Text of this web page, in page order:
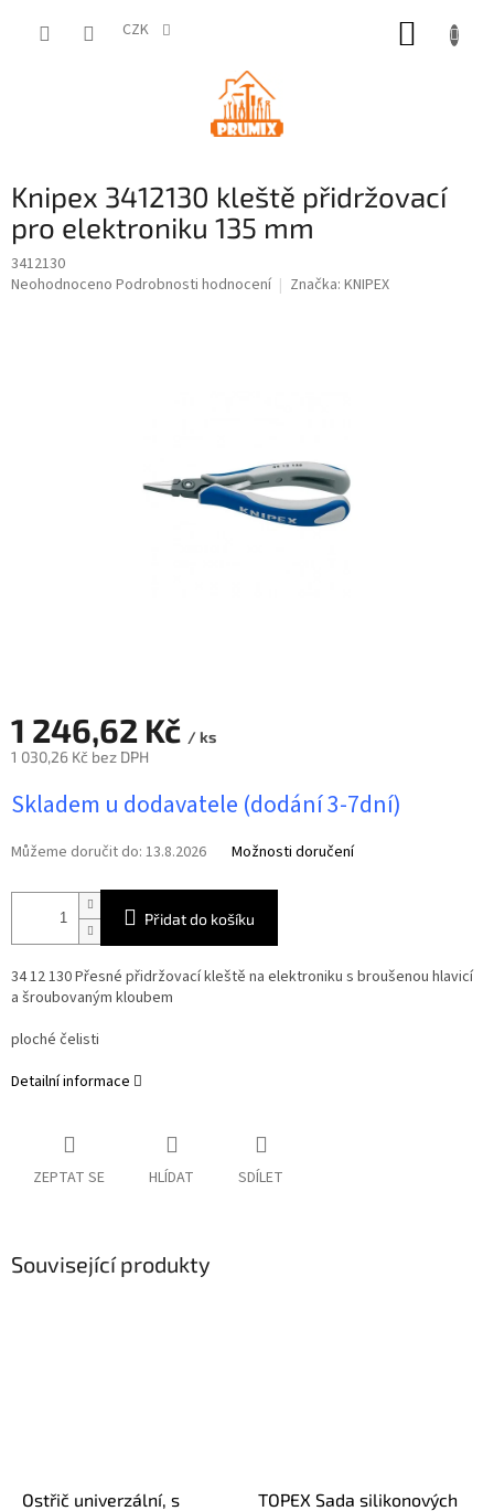
CZK
Knipex 3412130 kleště přidržovací
pro elektroniku 135 mm
3412130
Průměrné
Neohodnoceno Podrobnosti hodnocení Značka: KNIPEX
1 246,62 Kč / ks
1 030,26 Kč bez DPH
cena:
Skladem u dodavatele (dodání 3-7dní)
Můžeme doručit do: 13.8.2026 Možnosti doručení
Přidat do košíku
34 12 130 Přesné přidržovací kleště na elektroniku s broušenou hlavicí
a šroubovaným kloubem
ploché čelisti
Detailní informace
ZEPTAT SE HLÍDAT SDÍLET
Související produkty
Ostřič univerzální, s
TOPEX Sada silikonových